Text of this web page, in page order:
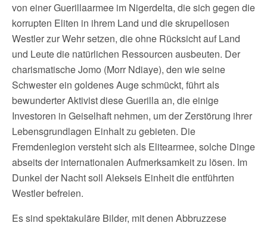
von einer Guerillaarmee im Nigerdelta, die sich gegen die
korrupten Eliten in ihrem Land und die skrupellosen
Westler zur Wehr setzen, die ohne Rücksicht auf Land
und Leute die natürlichen Ressourcen ausbeuten. Der
charismatische Jomo (Morr Ndiaye), den wie seine
Schwester ein goldenes Auge schmückt, führt als
bewunderter Aktivist diese Guerilla an, die einige
Investoren in Geiselhaft nehmen, um der Zerstörung ihrer
Lebensgrundlagen Einhalt zu gebieten. Die
Fremdenlegion versteht sich als Elitearmee, solche Dinge
abseits der internationalen Aufmerksamkeit zu lösen. Im
Dunkel der Nacht soll Alekseis Einheit die entführten
Westler befreien.
Es sind spektakuläre Bilder, mit denen Abbruzzese